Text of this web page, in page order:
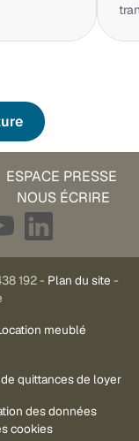
ESPACE PRESSE
NOUS ÉCRIRE
192 - Plan du site -
meublé
quittances de loyer
des données
cookies